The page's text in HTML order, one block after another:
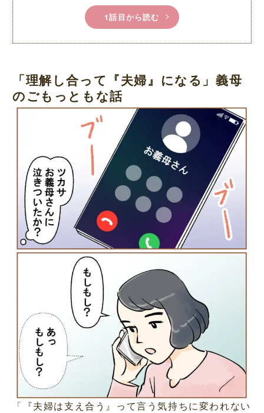
1話目から読む
「理解し合って『夫婦』になる」義母
のごもっともな話
「『夫婦は支え合う』って言う気持ちに変われない